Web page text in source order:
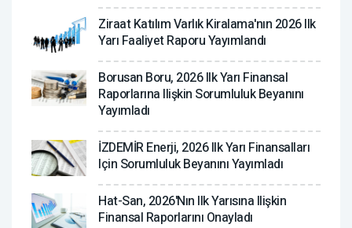
Ziraat Katılım Varlık Kiralama'nın 2026 Ilk
Yarı Faaliyet Raporu Yayımlandı
Borusan Boru, 2026 Ilk Yarı Finansal
Raporlarına Ilişkin Sorumluluk Beyanını
Yayımladı
İZDEMİR Enerji, 2026 Ilk Yarı Finansalları
Için Sorumluluk Beyanını Yayımladı
Hat-San, 2026'nın Ilk Yarısına Ilişkin
Finansal Raporlarını Onayladı